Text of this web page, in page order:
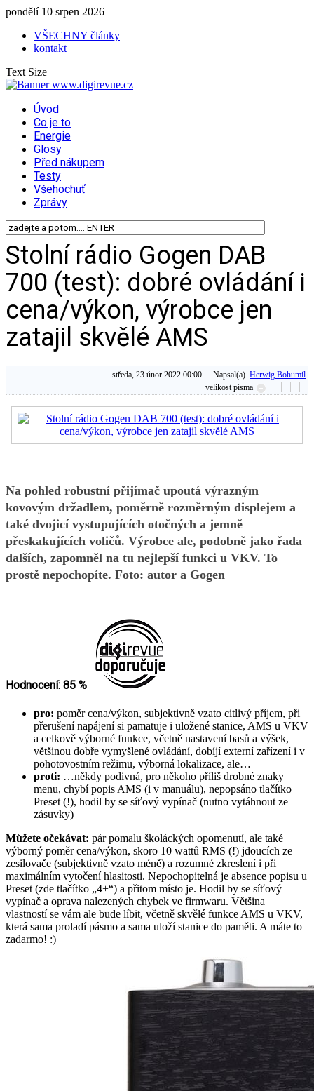
pondělí 10 srpen 2026
VŠECHNY články
kontakt
Text Size
Úvod
Co je to
Energie
Glosy
Před nákupem
Testy
Všehochuť
Zprávy
Stolní rádio Gogen DAB
700 (test): dobré ovládání i
cena/výkon, výrobce jen
zatajil skvělé AMS
středa, 23 únor 2022 00:00 Napsal(a) Herwig Bohumil
velikost písma
Na pohled robustní přijímač upoutá výrazným
kovovým držadlem, poměrně rozměrným displejem a
také dvojicí vystupujících otočných a jemně
přeskakujících voličů. Výrobce ale, podobně jako řada
dalších, zapomněl na tu nejlepší funkci u VKV. To
prostě nepochopíte. Foto: autor a Gogen
Hodnocení: 85 %
pro: poměr cena/výkon, subjektivně vzato citlivý příjem, při
přerušení napájení si pamatuje i uložené stanice, AMS u VKV
a celkově výborné funkce, včetně nastavení basů a výšek,
většinou dobře vymyšlené ovládání, dobíjí externí zařízení i v
pohotovostním režimu, výborná lokalizace, ale…
proti: …někdy podivná, pro někoho příliš drobné znaky
menu, chybí popis AMS (i v manuálu), nepopsáno tlačítko
Preset (!), hodil by se síťový vypínač (nutno vytáhnout ze
zásuvky)
Můžete očekávat: pár pomalu školáckých opomenutí, ale také
výborný poměr cena/výkon, skoro 10 wattů RMS (!) jdoucích ze
zesilovače (subjektivně vzato méně) a rozumné zkreslení i při
maximálním vytočení hlasitosti. Nepochopitelná je absence popisu u
Preset (zde tlačítko „4+“) a přitom místo je. Hodil by se síťový
vypínač a oprava nalezených chybek ve firmwaru. Většina
vlastností se vám ale bude líbit, včetně skvělé funkce AMS u VKV,
která sama proladí pásmo a sama uloží stanice do paměti. A máte to
zadarmo! :)